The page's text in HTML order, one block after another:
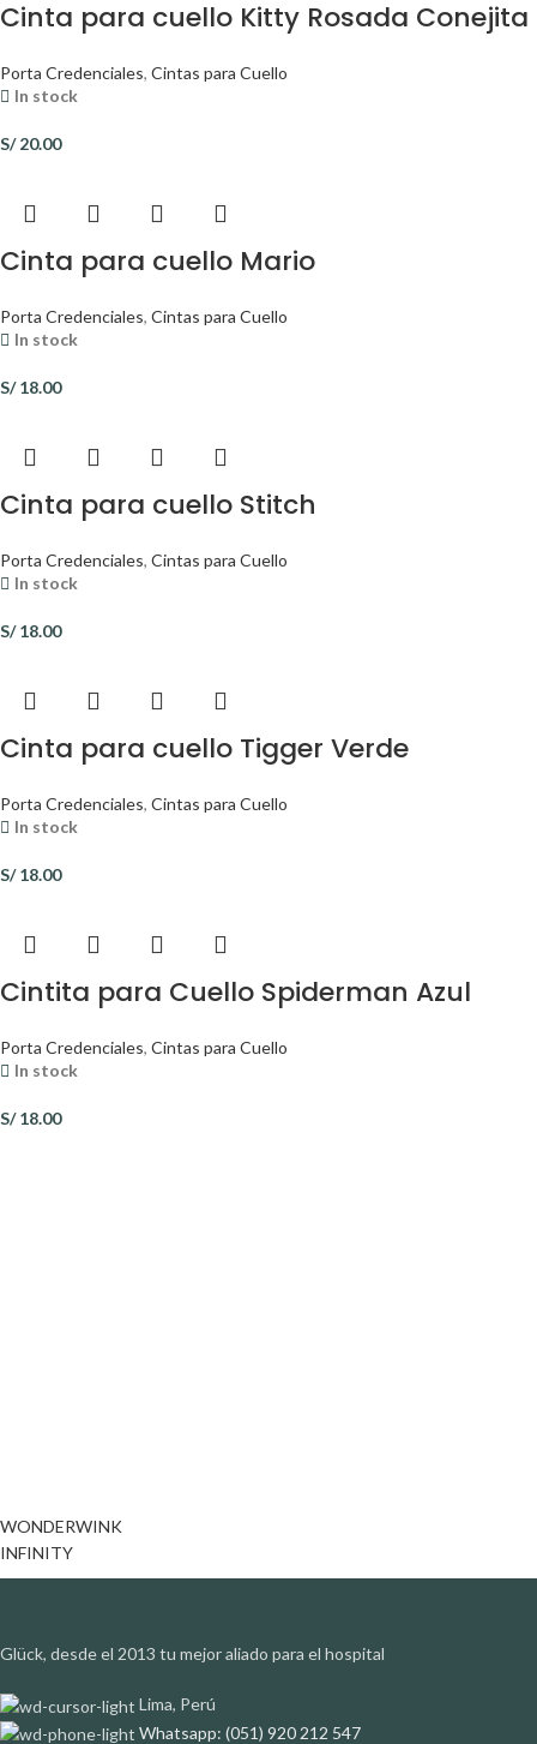
Cinta para cuello Kitty Rosada Conejita
Porta Credenciales, Cintas para Cuello
In stock
S/20.00
Cinta para cuello Mario
Porta Credenciales, Cintas para Cuello
In stock
S/18.00
Cinta para cuello Stitch
Porta Credenciales, Cintas para Cuello
In stock
S/18.00
Cinta para cuello Tigger Verde
Porta Credenciales, Cintas para Cuello
In stock
S/18.00
Cintita para Cuello Spiderman Azul
Porta Credenciales, Cintas para Cuello
In stock
S/18.00
WONDERWINK
INFINITY
Glück, desde el 2013 tu mejor aliado para el hospital
Lima, Perú
Whatsapp: (051) 920 212 547